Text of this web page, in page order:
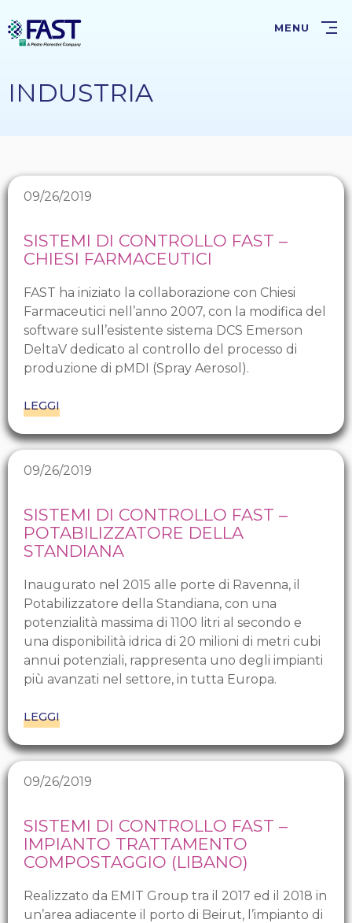
al
contenuto
MENU
INDUSTRIA
09/26/2019
SISTEMI DI CONTROLLO FAST –
CHIESI FARMACEUTICI
FAST ha iniziato la collaborazione con Chiesi
Farmaceutici nell’anno 2007, con la modifica del
software sull’esistente sistema DCS Emerson
DeltaV dedicato al controllo del processo di
produzione di pMDI (Spray Aerosol).
LEGGI
09/26/2019
SISTEMI DI CONTROLLO FAST –
POTABILIZZATORE DELLA
STANDIANA
Inaugurato nel 2015 alle porte di Ravenna, il
Potabilizzatore della Standiana, con una
potenzialità massima di 1100 litri al secondo e
una disponibilità idrica di 20 milioni di metri cubi
annui potenziali, rappresenta uno degli impianti
più avanzati nel settore, in tutta Europa.
LEGGI
09/26/2019
SISTEMI DI CONTROLLO FAST –
IMPIANTO TRATTAMENTO
COMPOSTAGGIO (LIBANO)
Realizzato da EMIT Group tra il 2017 ed il 2018 in
un’area adiacente il porto di Beirut, l’impianto di